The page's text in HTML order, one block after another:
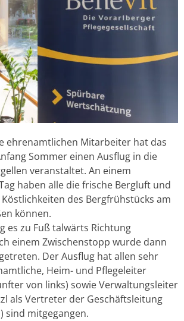
ehrenamtlichen Mitarbeiter hat das
Sommer einen Ausflug in die
veranstaltet. An einem
haben alle die frische Bergluft und
des Bergfrühstücks am
können.
es zu Fuß talwärts Richtung
einem Zwischenstopp wurde dann
Der Ausflug hat allen sehr
Heim- und Pflegeleiter
von links) sowie Verwaltungsleiter
als Vertreter der Geschäftsleitung
sind mitgegangen.